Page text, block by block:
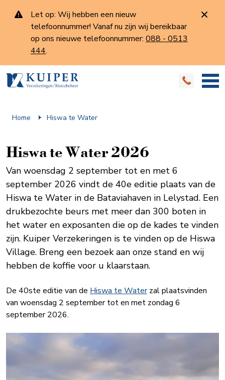
Let op: Wij hebben een nieuw
telefoonnummer! Vanaf nu zijn wij bereikbaar
op ons nieuwe telefoonnummer: 088 - 0513
444.
Home Hiswa te Water
Hiswa te Water 2026
Van woensdag 2 september tot en met 6
september 2026 vindt de 40e editie plaats van de
Hiswa te Water in de Bataviahaven in Lelystad. Een
drukbezochte beurs met meer dan 300 boten in
het water en exposanten die op de kades te vinden
zijn. Kuiper Verzekeringen is te vinden op de Hiswa
Village. Breng een bezoek aan onze stand en wij
hebben de koffie voor u klaarstaan.
De 40ste editie van de Hiswa te Waterzal plaatsvinden
van woensdag 2 september tot en met zondag 6
september 2026.